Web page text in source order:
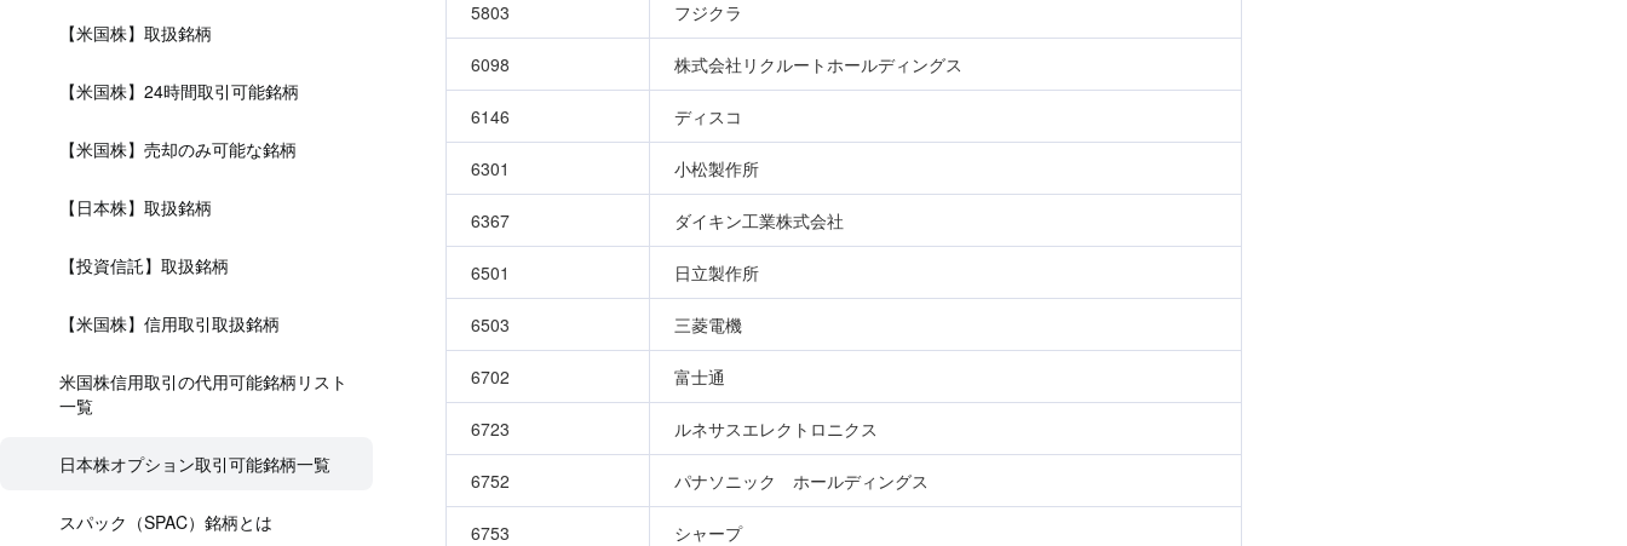
【米国株】取扱銘柄
【米国株】24時間取引可能銘柄
【米国株】売却のみ可能な銘柄
【日本株】取扱銘柄
【投資信託】取扱銘柄
【米国株】信用取引取扱銘柄
米国株信用取引の代用可能銘柄リスト
一覧
日本株オプション取引可能銘柄一覧
スパック（SPAC）銘柄とは
5803 フジクラ
6098 株式会社リクルートホールディングス
6146 ディスコ
6301 小松製作所
6367 ダイキン工業株式会社
6501 日立製作所
6503 三菱電機
6702 富士通
6723 ルネサスエレクトロニクス
6752 パナソニック ホールディングス
6753 シャープ